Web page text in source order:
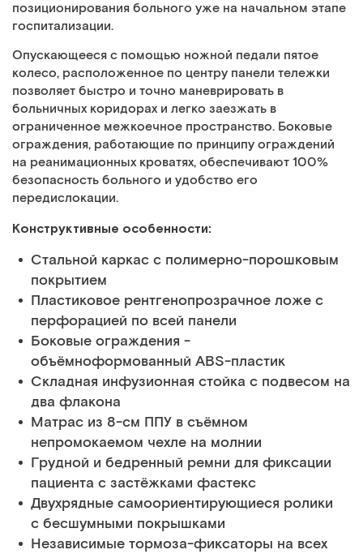
позиционирования больного уже на начальном этапе
госпитализации.
Опускающееся с помощью ножной педали пятое
колесо, расположенное по центру панели тележки
позволяет быстро и точно маневрировать в
больничных коридорах и легко заезжать в
ограниченное межкоечное пространство. Боковые
ограждения, работающие по принципу ограждений
на реанимационных кроватях, обеспечивают 100%
безопасность больного и удобство его
передислокации.
Конструктивные особенности:
Стальной каркас с полимерно-порошковым
покрытием
Пластиковое рентгенопрозрачное ложе с
перфорацией по всей панели
Боковые ограждения -
объёмноформованный АВS-пластик
Складная инфузионная стойка с подвесом на
два флакона
Матрас из 8-см ППУ в съёмном
непромокаемом чехле на молнии
Грудной и бедренный ремни для фиксации
пациента с застёжками фастекс
Двухрядные самоориентирующиеся ролики
с бесшумными покрышками
Независимые тормоза-фиксаторы на всех